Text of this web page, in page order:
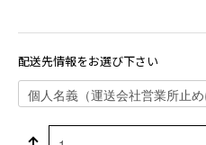
配送先情報をお選び下さい